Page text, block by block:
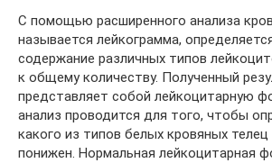
С помощью расширенного анализа
называется лейкограмма,
содержание различных типов
к общему количеству. Полученный
представляет собой лейкоцитарную
анализ проводится для того, чтобы
какого из типов белых кровяных
понижен. Нормальная лейкоцитарная